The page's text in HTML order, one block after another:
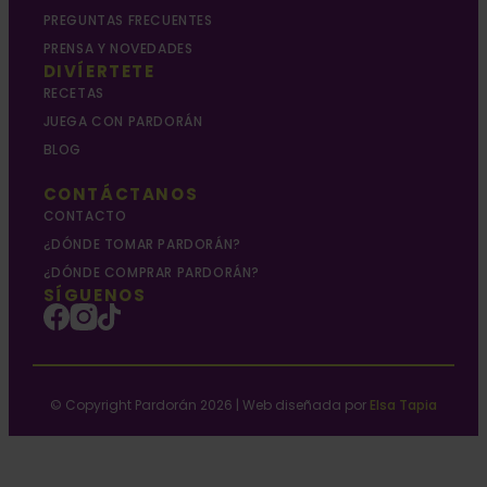
PREGUNTAS FRECUENTES
PRENSA Y NOVEDADES
DIVÍERTETE
RECETAS
JUEGA CON PARDORÁN
BLOG
CONTÁCTANOS
CONTACTO
¿DÓNDE TOMAR PARDORÁN?
¿DÓNDE COMPRAR PARDORÁN?
SÍGUENOS
© Copyright Pardorán 2026 | Web diseñada por Elsa Tapia